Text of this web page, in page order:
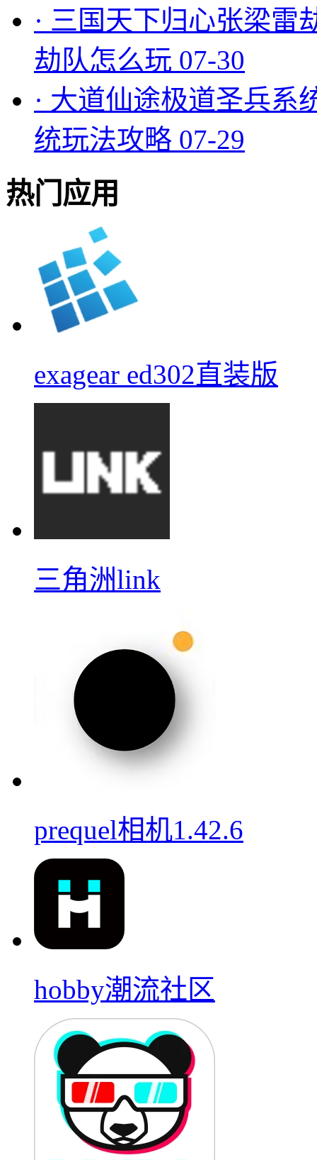
· 三国天下归心张梁雷
劫队怎么玩 07-30
· 大道仙途极道圣兵系
统玩法攻略 07-29
热门应用
exagear ed302直装版
三角洲link
prequel相机1.42.6
hobby潮流社区